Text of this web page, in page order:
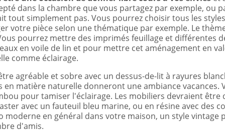
dans la chambre que vous partagez par exemple, ou
tout simplement pas. Vous pourrez choisir tous les
votre pièce selon une thématique par exemple. Le
pourrez mettre des imprimés feuillage et différentes
en voile de lin et pour mettre cet aménagement en
comme éclairage.
agréable et sobre avec un dessus-de-lit à rayures
en matière naturelle donneront une ambiance vacances.
pour tamiser l'éclairage. Les mobiliers devraient être
avec un fauteuil bleu marine, ou en résine avec des
moderne en général dans votre maison, un style vintage
d'amis.